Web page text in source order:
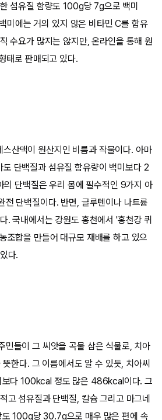
섬유질 함량도 100g당 7g으로 백미
미에는 거의 있지 않은 비타민 C를 함유
수요가 많지는 않지만, 온라인을 통해 원
태로 판매되고 있다.
산맥이 원산지인 비름과 작물이다. 아마
도 단백질과 섬유질 함유량이 백미보다 2
의 단백질은 우리 몸에 필수적인 9가지 아
전 단백질이다. 반면, 글루텐이나 나트륨
. 국내에서는 강원도 홍천에서 '홍천강 퀴
조합을 만들어 대규모 재배를 하고 있으
다.
민들이 그 씨앗을 곡물 삼은 식물로, 치아
뜻한다. 그 이름에서도 알 수 있듯, 치아씨
다 100kcal 정도 많은 486kcal이다. 그
고 섬유질과 단백질, 칼슘 그리고 마그네
도 100g당 30.7g으로 매우 많은 편에 속